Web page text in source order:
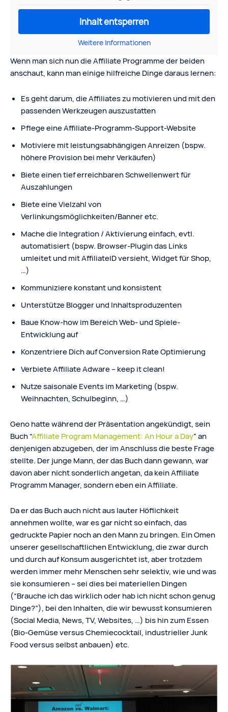
Inhalt entsperren
Weitere Informationen
Wenn man sich nun die Affiliate Programme der beiden
anschaut, kann man einige hilfreiche Dinge daraus lernen:
Es geht darum, die Affiliates zu motivieren und mit den
passenden Werkzeugen auszustatten
Pflege eine Affiliate-Programm-Support-Website
Motiviere mit leistungsabhängigen Anreizen (bspw.
höhere Provision bei mehr Verkäufen)
Biete einen tief erreichbaren Schwellenwert für
Auszahlungen
Biete eine Vielzahl von
Verlinkungsmöglichkeiten/Banner etc.
Mache die Integration / Aktivierung einfach, evtl.
automatisiert (bspw. Browser-Plugin das Links
umleitet und mit AffiliateID versieht, Widget für Shop,
…)
Kommuniziere konstant und konsistent
Unterstütze Blogger und Inhaltsproduzenten
Baue Know-how im Bereich Web- und Spiele-
Entwicklung auf
Konzentriere Dich auf Conversion Rate Optimierung
Verbiete Affiliate Adware – keep it clean!
Nutze saisonale Events im Marketing (bspw.
Weihnachten, Schulbeginn, …)
Geno hatte während der Präsentation angekündigt, sein
Buch “Affiliate Program Management: An Hour a Day” an
denjenigen abzugeben, der im Anschluss die beste Frage
stellte. Der junge Mann, der das Buch dann gewann, war
davon aber nicht sonderlich angetan, da kein Affiliate
Programm Manager, sondern eben ein Affiliate.
Da er das Buch auch nicht aus lauter Höflichkeit
annehmen wollte, war es gar nicht so einfach, das
gedruckte Papier noch an den Mann zu bringen. Ein Omen
unserer gesellschaftlichen Entwicklung, die zwar durch
und durch auf Konsum ausgerichtet ist, aber trotzdem
werden immer mehr Menschen sehr selektiv, wie und was
sie konsumieren – sei dies bei materiellen Dingen
(“Brauche ich das wirklich oder hab ich nicht schon genug
Dinge?”), bei den Inhalten, die wir bewusst konsumieren
(Social Media, News, TV, Websites, …) bis hin zum Essen
(Bio-Gemüse versus Chemiecocktail, industrieller Junk
Food versus selbst anbauen) etc.